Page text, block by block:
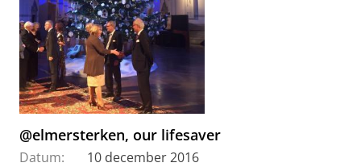
@elmersterken, our lifesaver
Datum:
10 december 2016